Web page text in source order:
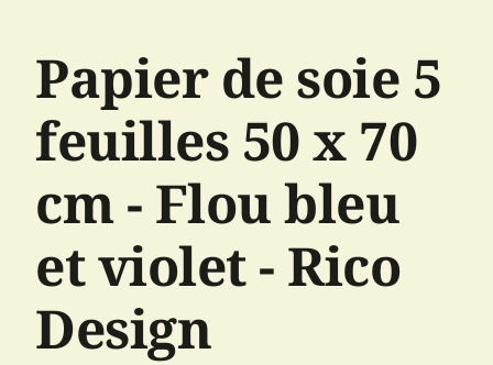
Papier de soie 5
feuilles 50 x 70
cm - Flou bleu
et violet - Rico
Design